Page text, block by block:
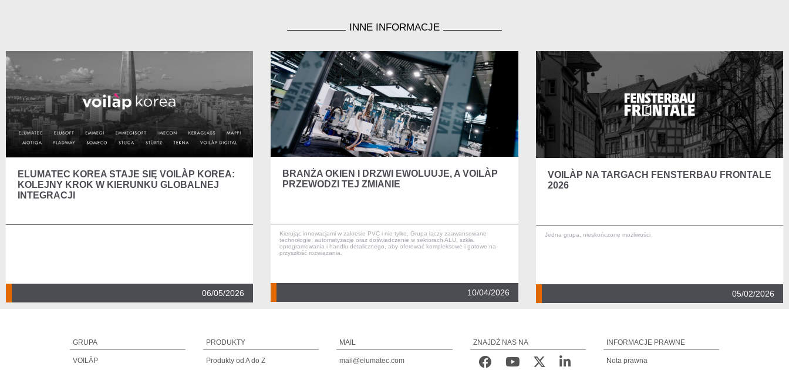
INNE INFORMACJE
ELUMATEC KOREA STAJE SIĘ VOILÀP KOREA:
KOLEJNY KROK W KIERUNKU GLOBALNEJ
INTEGRACJI
06/05/2026
BRANŻA OKIEN I DRZWI EWOLUUJE, A VOILÀP
PRZEWODZI TEJ ZMIANIE
Kierując innowacjami w zakresie PVC i nie tylko, Grupa łączy zaawansowane
technologie, automatyzację oraz doświadczenie w sektorach ALU, szkła,
oprogramowania i handlu detalicznego, aby oferować kompleksowe i gotowe na
przyszłość rozwiązania.
10/04/2026
VOILÀP NA TARGACH FENSTERBAU FRONTALE
2026
Jedna grupa, nieskończone możliwości
05/02/2026
GRUPA
VOILÀP
PRODUKTY
Produkty od A do Z
MAIL
mail@elumatec.com
ZNAJDŹ NAS NA INFORMACJE PRAWNE
Nota prawna